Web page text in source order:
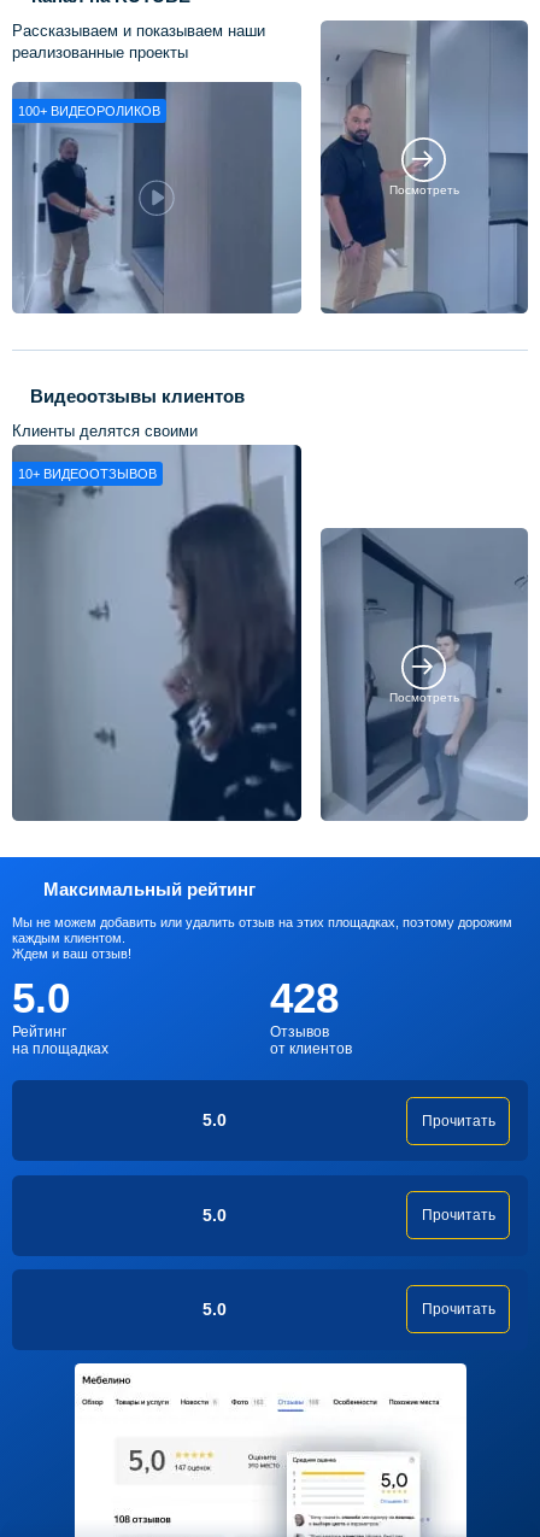
Рассказываем и показываем наши
реализованные проекты
100+ ВИДЕОРОЛИКОВ
Посмотреть
Видеоотзывы клиентов
Клиенты делятся своими
впечатлениями о нашей работе
10+ ВИДЕООТЗЫВОВ
Посмотреть
Максимальный рейтинг
Мы не можем добавить или удалить отзыв на этих площадках, поэтому дорожим
каждым клиентом.
Ждем и ваш отзыв!
5.0
Рейтинг
на площадках
428
Отзывов
от клиентов
5.0 Прочитать
5.0 Прочитать
5.0 Прочитать